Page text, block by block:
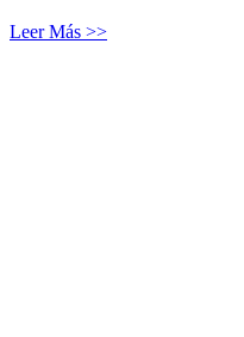
Leer Más >>